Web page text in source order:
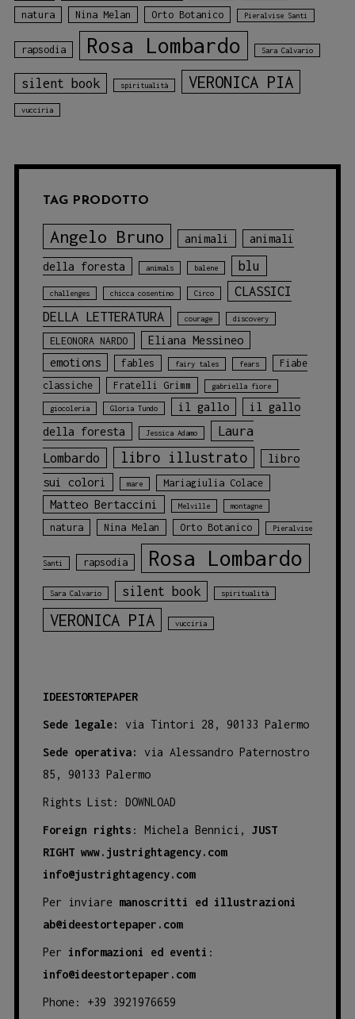
natura Nina Melan Orto Botanico Pieralvise Santi
rapsodia Rosa Lombardo Sara Calvario
silent book spiritualità VERONICA PIA
vucciria
TAG PRODOTTO
Angelo Bruno animali animali
della foresta animals balene blu
challenges chicca cosentino Circo
CLASSICI
DELLA LETTERATURA
courage discovery
ELEONORA NARDO
Eliana Messineo
emotions
fables fairy tales fears
Fiabe
classiche
Fratelli Grimm gabriella fiore
giocoleria Gloria Tundo il gallo
il gallo
della foresta
Jessica Adamo
Laura
Lombardo
libro illustrato
libro
sui colori
mare Mariagiulia Colace
Matteo Bertaccini Melville montagne
natura Nina Melan Orto Botanico Pieralvise
Santi rapsodia Rosa Lombardo
Sara Calvario silent book spiritualità
VERONICA PIA vucciria
IDEESTORTEPAPER
Sede legale: via Tintori 28, 90133 Palermo
Sede operativa:
via Alessandro Paternostro
85, 90133 Palermo
Rights List: DOWNLOAD
Foreign rights : Michela Bennici, JUST
RIGHT www.justrightagency.com
info@justrightagency.com
Per inviare manoscritti ed illustrazioni
ab@ideestortepaper.com
Per informazioni ed eventi :
info@ideestortepaper.com
Phone: +39 3921976659